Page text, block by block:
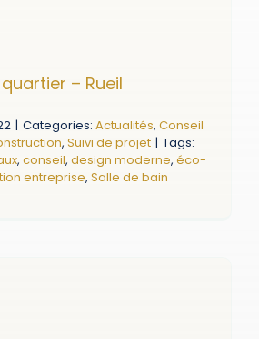
– Rueil
| Categories: Actualités, Conseil
, Suivi de projet | Tags:
, conseil, design moderne, éco-
entreprise, Salle de bain